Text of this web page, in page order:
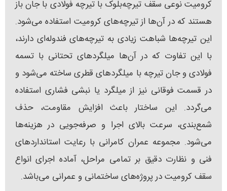
کرومیت نوعی سقف تیرچه‌بلوک با تیرچه فولادی با جان باز
هستند که در آن‌ها از تیرچه‌های کرومیت استفاده می‌شود.
این تیرچه‌ها شباهت زیادی به تیرچه‌های فندوله‌ای دارند،
با این تفاوت که در آن‌ها میلگردهای تحتانی با تسمه
فولادی و جان تیرچه با میلگردهای قطری ساخته می‌شود و
در قسمت فوقانی نیز از میلگرد یا نبشی فشاری استفاده
می‌گردد. این ساختار باعث افزایش مقاومت، حذف
شمع‌بندی، سرعت بالای اجرا و صرفه‌جویی در هزینه‌ها
می‌شود. مجموعه عمران کامرانی با رعایت استانداردهای
فنی و نظارت دقیق بر تمامی مراحل، آماده اجرای انواع
سقف کرومیت در پروژه‌های ساختمانی و عمرانی می‌باشد.